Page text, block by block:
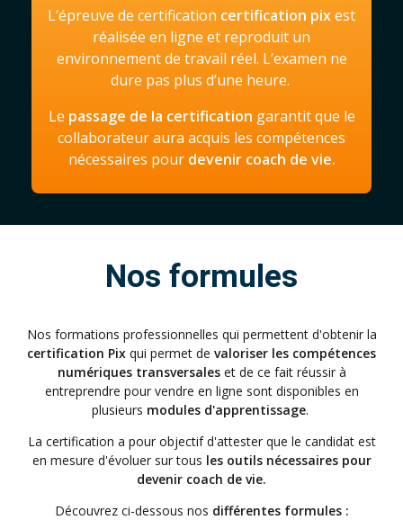
L’épreuve de certification certification pixest
réalisée en ligne et reproduit un
environnement de travail réel. L’examen ne
dure pas plus d’une heure.
Le passage de la certification garantit que le
collaborateur aura acquis les compétences
nécessaires pour devenir coach de vie.
Nos formules
Nos formations professionnelles qui permettent d'obtenir la
certification Pix qui permet de valoriser les compétences
numériques transversales et de ce fait réussir à
entreprendre pour vendre en ligne sont disponibles en
plusieurs modules d'apprentissage.
La certification a pour objectif d'attester que le candidat est
en mesure d'évoluer sur tous les outils nécessaires pour
devenir coach de vie.
Découvrez ci-dessous nos différentes formules :